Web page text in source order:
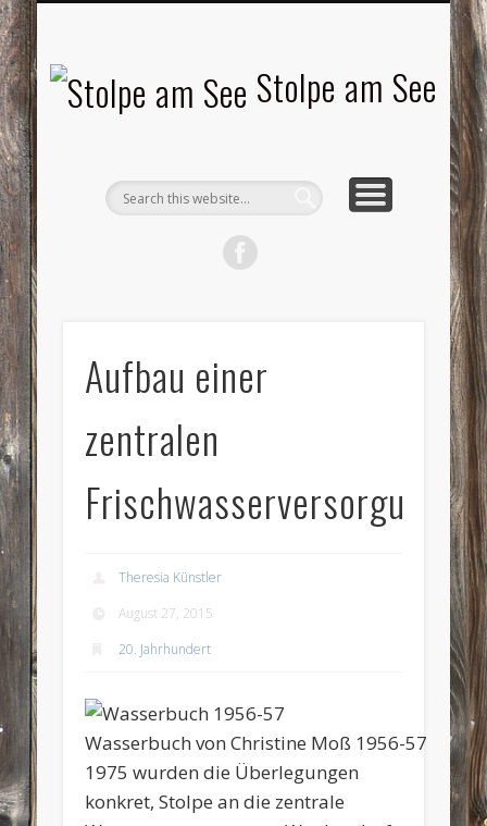
Stolpe am See
Aufbau einer
zentralen
Frischwasserversorgung
Theresia Künstler
August 27, 2015
20. Jahrhundert
Wasserbuch von Christine Moß 1956-57
1975 wurden die Überlegungen
konkret, Stolpe an die zentrale